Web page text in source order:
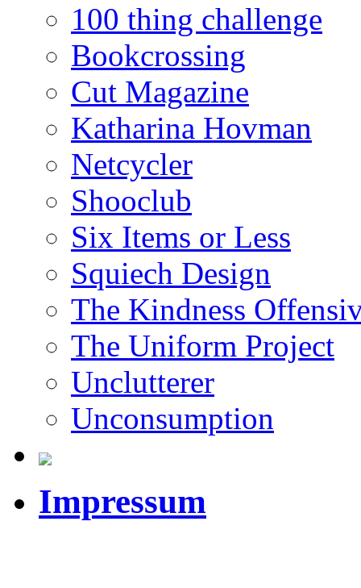
100 thing challenge
Bookcrossing
Cut Magazine
Katharina Hovman
Netcycler
Shooclub
Six Items or Less
Squiech Design
The Kindness
The Uniform Project
Unclutterer
Unconsumption
Impressum